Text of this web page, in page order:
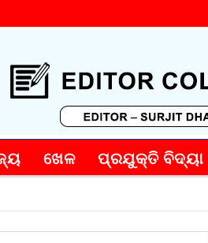
ଖେଳ ପ୍ରଯୁକ୍ତି ବିଦ୍ୟା